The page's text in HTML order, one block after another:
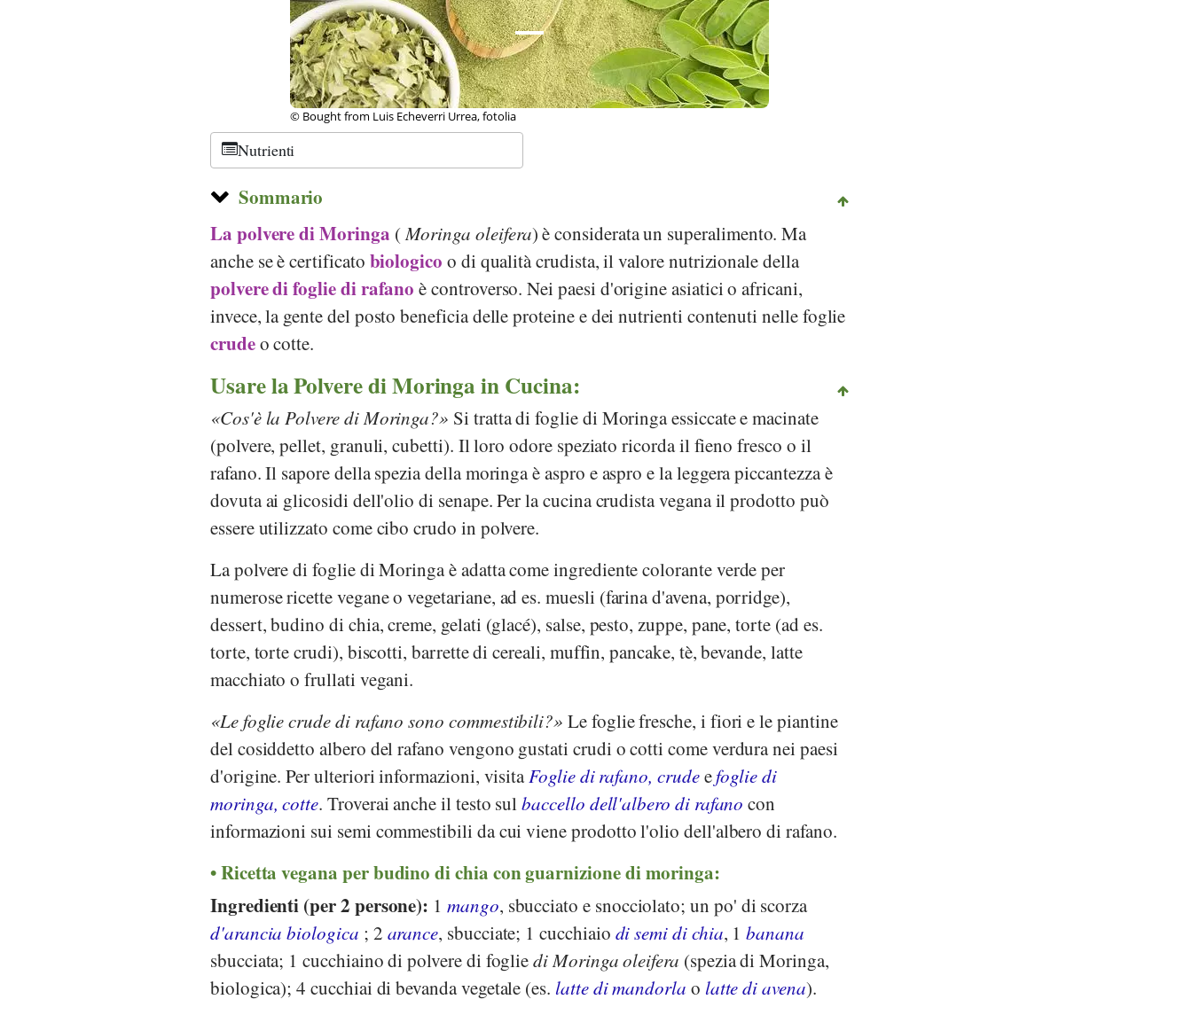
© Bought from Luis Echeverri Urrea, fotolia
Nutrienti
Sommario
La polvere di Moringa (Moringa oleifera) è considerata un superalimento. Ma
anche se è certificato biologico o di qualità crudista, il valore nutrizionale della
polvere di foglie di rafano è controverso. Nei paesi d'origine asiatici o africani,
invece, la gente del posto beneficia delle proteine e dei nutrienti contenuti nelle foglie
crudeo cotte.
Usare la Polvere di Moringa in Cucina:
Cos'è la Polvere di Moringa?
Si tratta di foglie di Moringa essiccate e macinate
(polvere, pellet, granuli, cubetti). Il loro odore speziato ricorda il fieno fresco o il
rafano. Il sapore della spezia della moringa è aspro e aspro e la leggera piccantezza è
dovuta ai glicosidi dell'olio di senape. Per la cucina crudista vegana il prodotto può
essere utilizzato come cibo crudo in polvere.
La polvere di foglie di Moringa è adatta come ingrediente colorante verde per
numerose ricette vegane o vegetariane, ad es. muesli (farina d'avena, porridge),
dessert, budino di chia, creme, gelati (glacé), salse, pesto, zuppe, pane, torte (ad es.
torte, torte crudi), biscotti, barrette di cereali, muffin, pancake, tè, bevande, latte
macchiato o frullati vegani.
Le foglie crude di rafano sono commestibili? Le foglie fresche, i fiori e le piantine
del cosiddetto albero del rafano vengono gustati crudi o cotti come verdura nei paesi
d'origine. Per ulteriori informazioni, visitaFoglie di rafano, crudeefoglie di
moringa, cotte. Troverai anche il testo sulbaccello dell'albero di rafano con
informazioni sui semi commestibili da cui viene prodotto l'olio dell'albero di rafano.
Ricetta vegana per budino di chia con guarnizione di moringa:
Ingredienti (per 2 persone): 1mango, sbucciato e snocciolato; un po' di scorza
d'arancia biologica ; 2 arance, sbucciate; 1 cucchiaio di semi di chia, 1banana
sbucciata; 1 cucchiaino di polvere di fogliedi Moringa oleifera (spezia di Moringa,
biologica); 4 cucchiai di bevanda vegetale (es. latte di mandorla o latte di avena).